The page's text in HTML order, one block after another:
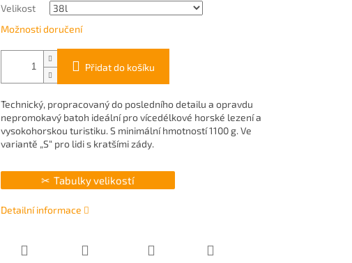
Velikost
Možnosti doručení
Přidat do košíku
Technický, propracovaný do posledního detailu a opravdu
nepromokavý batoh ideální pro vícedélkové horské lezení a
vysokohorskou turistiku. S minimální hmotností 1100 g. Ve
variantě „S“ pro lidi s kratšími zády.
Tabulky velikostí
Detailní informace